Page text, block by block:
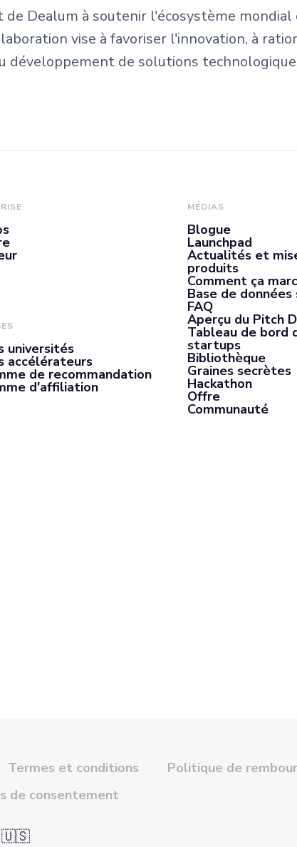
Dealum à soutenir l'écosystème
vise à favoriser l'innovation, à
développement de solutions
universités
accélérateurs
de recommandation
d'affiliation
MÉDIAS
Blogue
Launchpad
Actualités et
produits
Comment ça
Base de
FAQ
Aperçu du Pitch
Tableau de bord
startups
Bibliothèque
Graines secrètes
Hackathon
Offre
Communauté
Termes et conditions
Politique de
de consentement
🇺🇸